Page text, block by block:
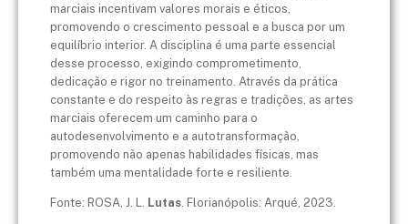
marciais incentivam valores morais e éticos,
promovendo o crescimento pessoal e a busca por um
equilíbrio interior. A disciplina é uma parte essencial
desse processo, exigindo comprometimento,
dedicação e rigor no treinamento. Através da prática
constante e do respeito às regras e tradições, as artes
marciais oferecem um caminho para o
autodesenvolvimento e a autotransformação,
promovendo não apenas habilidades físicas, mas
também uma mentalidade forte e resiliente.
Fonte: ROSA, J. L. Lutas. Florianópolis: Arqué, 2023.